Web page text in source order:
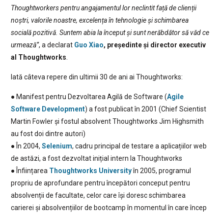
Thoughtworkers pentru angajamentul lor neclintit față de clienții
noștri, valorile noastre, excelența în tehnologie și schimbarea
socială pozitivă. Suntem abia la început și sunt nerăbdător să văd ce
urmează”, a declarat Guo Xiao, președinte și director executiv
al Thoughtworks
Iată câteva repere din ultimii 30 de ani ai Thoughtworks:
● Manifest pentru Dezvoltarea Agilă de Software (Agile
Software Development) a fost publicat în 2001 (Chief Scientist
Martin Fowler și fostul absolvent Thoughtworks Jim Highsmith
au fost doi dintre autori)
● În 2004, Selenium, cadru principal de testare a aplicațiilor web
de astăzi, a fost dezvoltat inițial intern la Thoughtworks
● Înființarea Thoughtworks Universityîn 2005, programul
propriu de aprofundare pentru începători conceput pentru
absolvenții de facultate, celor care își doresc schimbarea
carierei și absolvențiilor de bootcamp în momentul în care încep